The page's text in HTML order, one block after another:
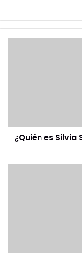
la
CUT
¿Quién es